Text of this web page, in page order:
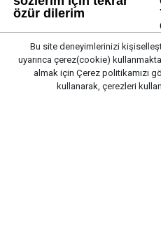
Bu site deneyimlerinizi
uyarınca çerez(cookie)
almak için Çerez politikamızı
kullanarak, çerezleri